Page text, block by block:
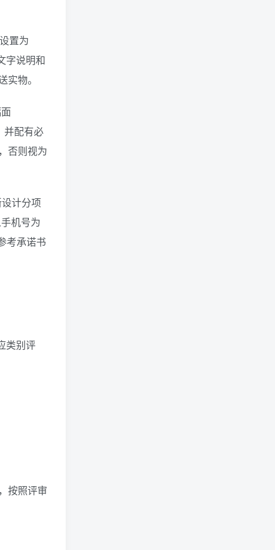
置为
字说明和
物。
并配有必
否则视为
计分项
机号为
考承诺书
类别评
按照评审